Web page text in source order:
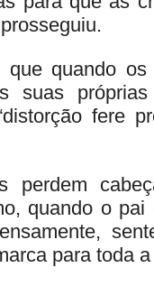
que quando
suas
fere
perdem
quando o
para toda